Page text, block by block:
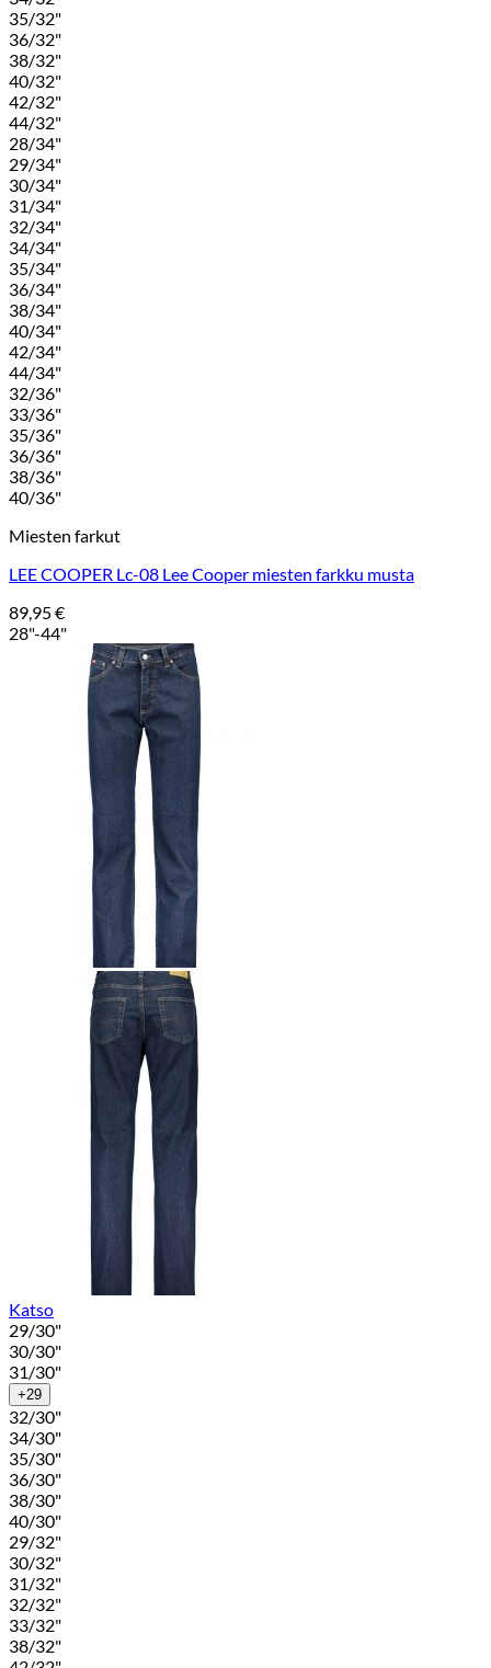
35/32"
36/32"
38/32"
40/32"
42/32"
44/32"
28/34"
29/34"
30/34"
31/34"
32/34"
34/34"
35/34"
36/34"
38/34"
40/34"
42/34"
44/34"
32/36"
33/36"
35/36"
36/36"
38/36"
40/36"
Miesten farkut
LEE COOPER Lc-08 Lee Cooper miesten farkku musta
89,95€
28"-44"
Katso
29/30"
30/30"
31/30"
+29
32/30"
34/30"
35/30"
36/30"
38/30"
40/30"
29/32"
30/32"
31/32"
32/32"
33/32"
38/32"